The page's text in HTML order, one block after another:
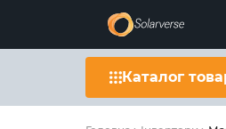
Каталог